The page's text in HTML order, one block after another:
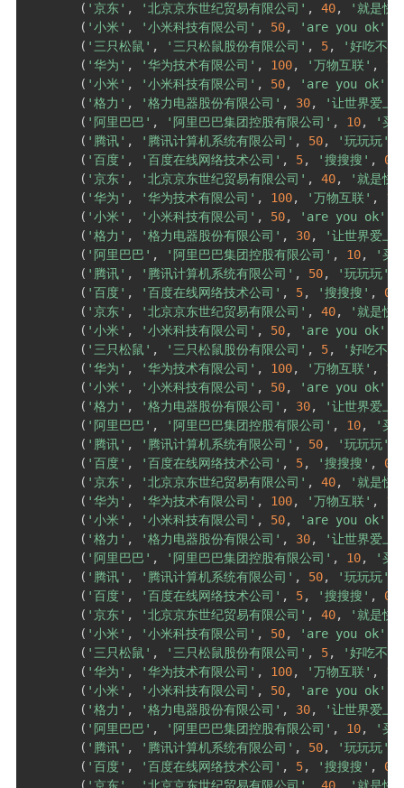
( '京东' , '北京京东世纪贸易有限公司' , 40, '就是快'
( '小米' , '小米科技有限公司' , 50, 'are you ok'
( '三只松鼠' , '三只松鼠股份有限公司' , 5,
'好吃不
( '华为' , '华为技术有限公司' , 100, '万物互联' , 1
( '小米' , '小米科技有限公司' , 50, 'are you ok'
( '格力' , '格力电器股份有限公司' , 30,
'让世界爱上
( '阿里巴巴' , '阿里巴巴集团控股有限公司' , 10,
'买
( '腾讯' , '腾讯计算机系统有限公司' , 50, '玩玩玩'
( '百度' , '百度在线网络技术公司' , 5, '搜搜搜' , 0
( '京东' , '北京京东世纪贸易有限公司' , 40, '就是快'
( '华为' , '华为技术有限公司' , 100, '万物互联' , 1
( '小米' , '小米科技有限公司' , 50, 'are you ok'
( '格力' , '格力电器股份有限公司' , 30,
'让世界爱上
( '阿里巴巴' , '阿里巴巴集团控股有限公司' , 10,
'买
( '腾讯' , '腾讯计算机系统有限公司' , 50, '玩玩玩'
( '百度' , '百度在线网络技术公司' , 5, '搜搜搜' , 0
( '京东' , '北京京东世纪贸易有限公司' , 40, '就是快'
( '小米' , '小米科技有限公司' , 50, 'are you ok'
( '三只松鼠' , '三只松鼠股份有限公司' , 5,
'好吃不
( '华为' , '华为技术有限公司' , 100, '万物互联' , 1
( '小米' , '小米科技有限公司' , 50, 'are you ok'
( '格力' , '格力电器股份有限公司' , 30,
'让世界爱上
( '阿里巴巴' , '阿里巴巴集团控股有限公司' , 10,
'买
( '腾讯' , '腾讯计算机系统有限公司' , 50, '玩玩玩'
( '百度' , '百度在线网络技术公司' , 5, '搜搜搜' , 0
( '京东' , '北京京东世纪贸易有限公司' , 40, '就是快'
( '华为' , '华为技术有限公司' , 100, '万物互联' , 1
( '小米' , '小米科技有限公司' , 50, 'are you ok'
( '格力' , '格力电器股份有限公司' , 30,
'让世界爱上
( '阿里巴巴' , '阿里巴巴集团控股有限公司' , 10,
'买
( '腾讯' , '腾讯计算机系统有限公司' , 50, '玩玩玩'
( '百度' , '百度在线网络技术公司' , 5, '搜搜搜' , 0
( '京东' , '北京京东世纪贸易有限公司' , 40, '就是快'
( '小米' , '小米科技有限公司' , 50, 'are you ok'
( '三只松鼠' , '三只松鼠股份有限公司' , 5,
'好吃不
( '华为' , '华为技术有限公司' , 100, '万物互联' , 1
( '小米' , '小米科技有限公司' , 50, 'are you ok'
( '格力' , '格力电器股份有限公司' , 30,
'让世界爱上
( '阿里巴巴' , '阿里巴巴集团控股有限公司' , 10,
'买
( '腾讯' , '腾讯计算机系统有限公司' , 50, '玩玩玩'
( '百度' , '百度在线网络技术公司' , 5, '搜搜搜' , 0